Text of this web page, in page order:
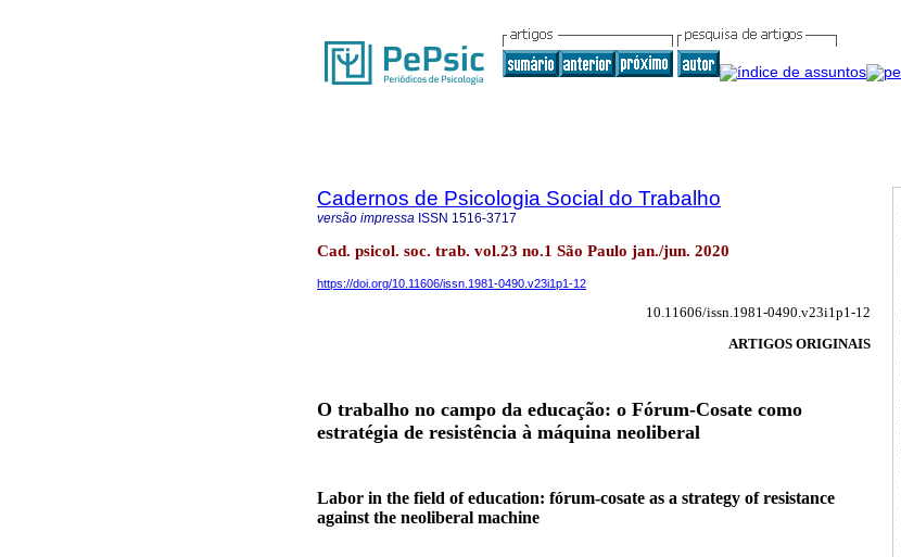
Cadernos de Psicologia Social do Trabalho
versão impressa ISSN 1516-3717
Cad. psicol. soc. trab. vol.23 no.1 São Paulo jan./jun. 2020
https://doi.org/10.11606/issn.1981-0490.v23i1p1-12
10.11606/issn.1981-0490.v23i1p1-12
ARTIGOS ORIGINAIS
O trabalho no campo da educação: o Fórum-Cosate como
estratégia de resistência à máquina neoliberal
Labor in the field of education: fórum-cosate as a strategy of resistance
against the neoliberal machine